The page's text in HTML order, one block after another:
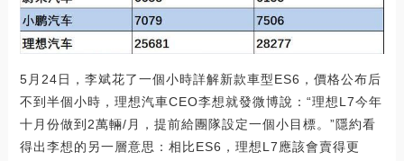
5月24日，李斌花了一個小時詳解新款車型ES6，價格公布后
不到半個小時，理想汽車CEO李想就發微博說：“理想L7今年
十月份做到2萬輛/月，提前給團隊設定一個小目標。”隱約看
得出李想的另一層意思：相比ES6，理想L7應該會賣得更